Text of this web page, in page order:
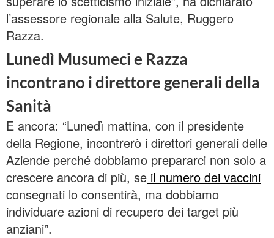
l’assessore regionale alla Salute, Ruggero
Razza.
Lunedì Musumeci e Razza
incontrano i direttore generali della
Sanità
E ancora: “Lunedì mattina, con il presidente
della Regione, incontrerò i direttori generali delle
Aziende perché dobbiamo prepararci non solo a
crescere ancora di più, se il numero dei vaccini
consegnati lo consentirà, ma dobbiamo
individuare azioni di recupero dei target più
anziani”.